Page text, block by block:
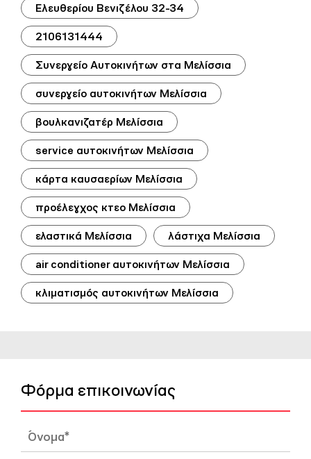
Ελευθερίου Βενιζέλου 32-34
2106131444
Συνεργείο Αυτοκινήτων στα Μελίσσια
συνεργείο αυτοκινήτων Μελίσσια
βουλκανιζατέρ Μελίσσια
service αυτοκινήτων Μελίσσια
κάρτα καυσαερίων Μελίσσια
προέλεγχος κτεο Μελίσσια
ελαστικά Μελίσσια λάστιχα Μελίσσια
air conditioner αυτοκινήτων Μελίσσια
κλιματισμός αυτοκινήτων Μελίσσια
Φόρμα επικοινωνίας